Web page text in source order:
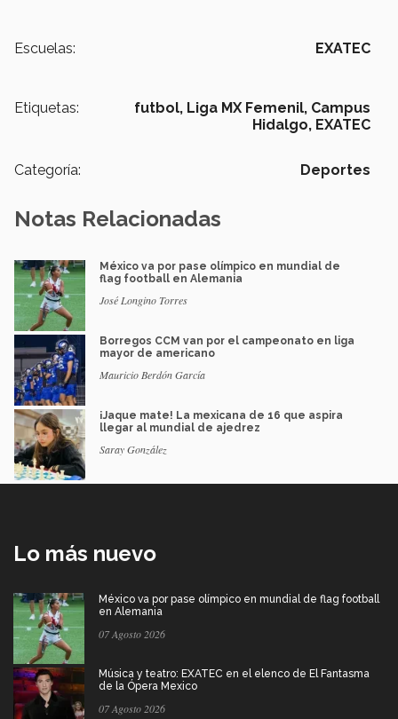
Escuelas: EXATEC
Etiquetas: futbol, Liga MX Femenil, Campus
Hidalgo, EXATEC
Categoría: Deportes
Notas Relacionadas
México va por pase olímpico en mundial de
flag football en Alemania
José Longino Torres
Borregos CCM van por el campeonato en liga
mayor de americano
Mauricio Berdón García
¡Jaque mate! La mexicana de 16 que aspira
llegar al mundial de ajedrez
Saray González
Lo más nuevo
México va por pase olímpico en mundial de flag football
en Alemania
07 Agosto 2026
Música y teatro: EXATEC en el elenco de El Fantasma
de la Ópera Mexico
07 Agosto 2026